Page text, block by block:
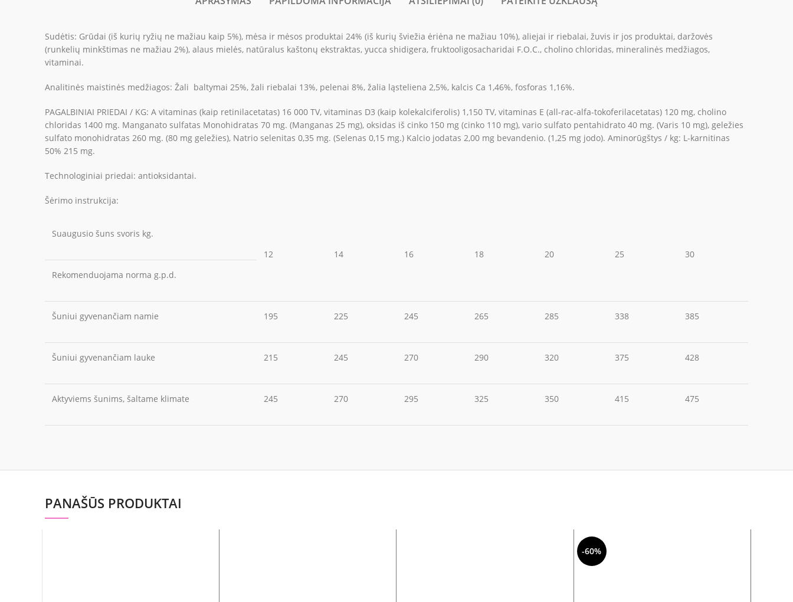
Sudėtis: Grūdai (iš kurių ryžių ne mažiau kaip 5%), mėsa ir mėsos produktai 24% (iš kurių šviežia ėriėna ne mažiau 10%), aliejai ir riebalai, žuvis ir jos produktai, daržovės
(runkelių minkštimas ne mažiau 2%), alaus mielės, natūralus kaštonų ekstraktas, yucca shidigera, fruktooligosacharidai F.O.C., cholino chloridas, mineralinės medžiagos,
vitaminai.
Analitinės maistinės medžiagos: Žali baltymai 25%, žali riebalai 13%, pelenai 8%, žalia ląsteliena 2,5%, kalcis Ca 1,46%, fosforas 1,16%.
PAGALBINIAI PRIEDAI / KG: A vitaminas (kaip retinilacetatas) 16 000 TV, vitaminas D3 (kaip kolekalciferolis) 1,150 TV, vitaminas E (all-rac-alfa-tokoferilacetatas) 120 mg, cholino
chloridas 1400 mg. Manganato sulfatas Monohidratas 70 mg. (Manganas 25 mg), oksidas iš cinko 150 mg (cinko 110 mg), vario sulfato pentahidrato 40 mg. (Varis 10 mg), geležies
sulfato monohidratas 260 mg. (80 mg geležies), Natrio selenitas 0,35 mg. (Selenas 0,15 mg.) Kalcio jodatas 2,00 mg bevandenio. (1,25 mg jodo). Aminorūgštys / kg: L-karnitinas
50% 215 mg.
Technologiniai priedai: antioksidantai.
Šėrimo instrukcija:
Suaugusio šuns svoris kg.
12
14 16 18 20 25
30
Rekomenduojama norma g.p.d.
Šuniui gyvenančiam namie 195 225 245 265 285 338 385
Šuniui gyvenančiam lauke 215 245 270 290 320 375 428
Aktyviems šunims, šaltame klimate 245 270 295 325 350 415 475
PANAŠŪS PRODUKTAI
-60%